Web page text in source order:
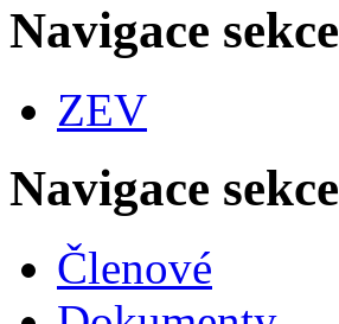
Navigace sekce
ZEV
Navigace sekce
Členové